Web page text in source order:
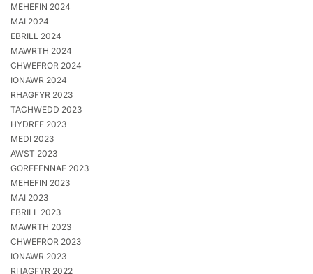
MEHEFIN 2024
MAI 2024
EBRILL 2024
MAWRTH 2024
CHWEFROR 2024
IONAWR 2024
RHAGFYR 2023
TACHWEDD 2023
HYDREF 2023
MEDI 2023
AWST 2023
GORFFENNAF 2023
MEHEFIN 2023
MAI 2023
EBRILL 2023
MAWRTH 2023
CHWEFROR 2023
IONAWR 2023
RHAGFYR 2022